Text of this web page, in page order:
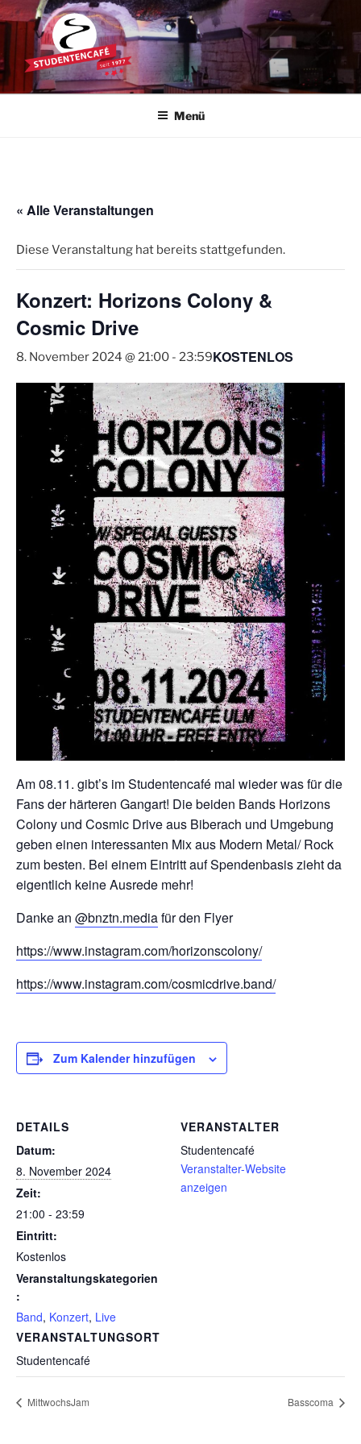
Zum
Inhalt
springen
STUDENTENCAFÉ
Die Kultkneipe in Ulm seit 1977
Menü
« Alle Veranstaltungen
Diese Veranstaltung hat bereits stattgefunden.
Konzert: Horizons Colony &
Cosmic Drive
8. November 2024 @ 21:00 - 23:59KOSTENLOS
Am 08.11. gibt’s im Studentencafé mal wieder was für die
Fans der härteren Gangart! Die beiden Bands Horizons
Colony und Cosmic Drive aus Biberach und Umgebung
geben einen interessanten Mix aus Modern Metal/ Rock
zum besten. Bei einem Eintritt auf Spendenbasis zieht da
eigentlich keine Ausrede mehr!
Danke an @bnztn.mediafür den Flyer
https://www.instagram.com/horizonscolony/
https://www.instagram.com/cosmicdrive.band/
Zum Kalender hinzufügen
DETAILS
Datum:
8. November 2024
Zeit:
21:00 - 23:59
Eintritt:
Kostenlos
Veranstaltungskategorien
:
Band, Konzert, Live
VERANSTALTUNGSORT
Studentencafé
VERANSTALTER
Studentencafé
Veranstalter-Website
anzeigen
MittwochsJam Basscoma